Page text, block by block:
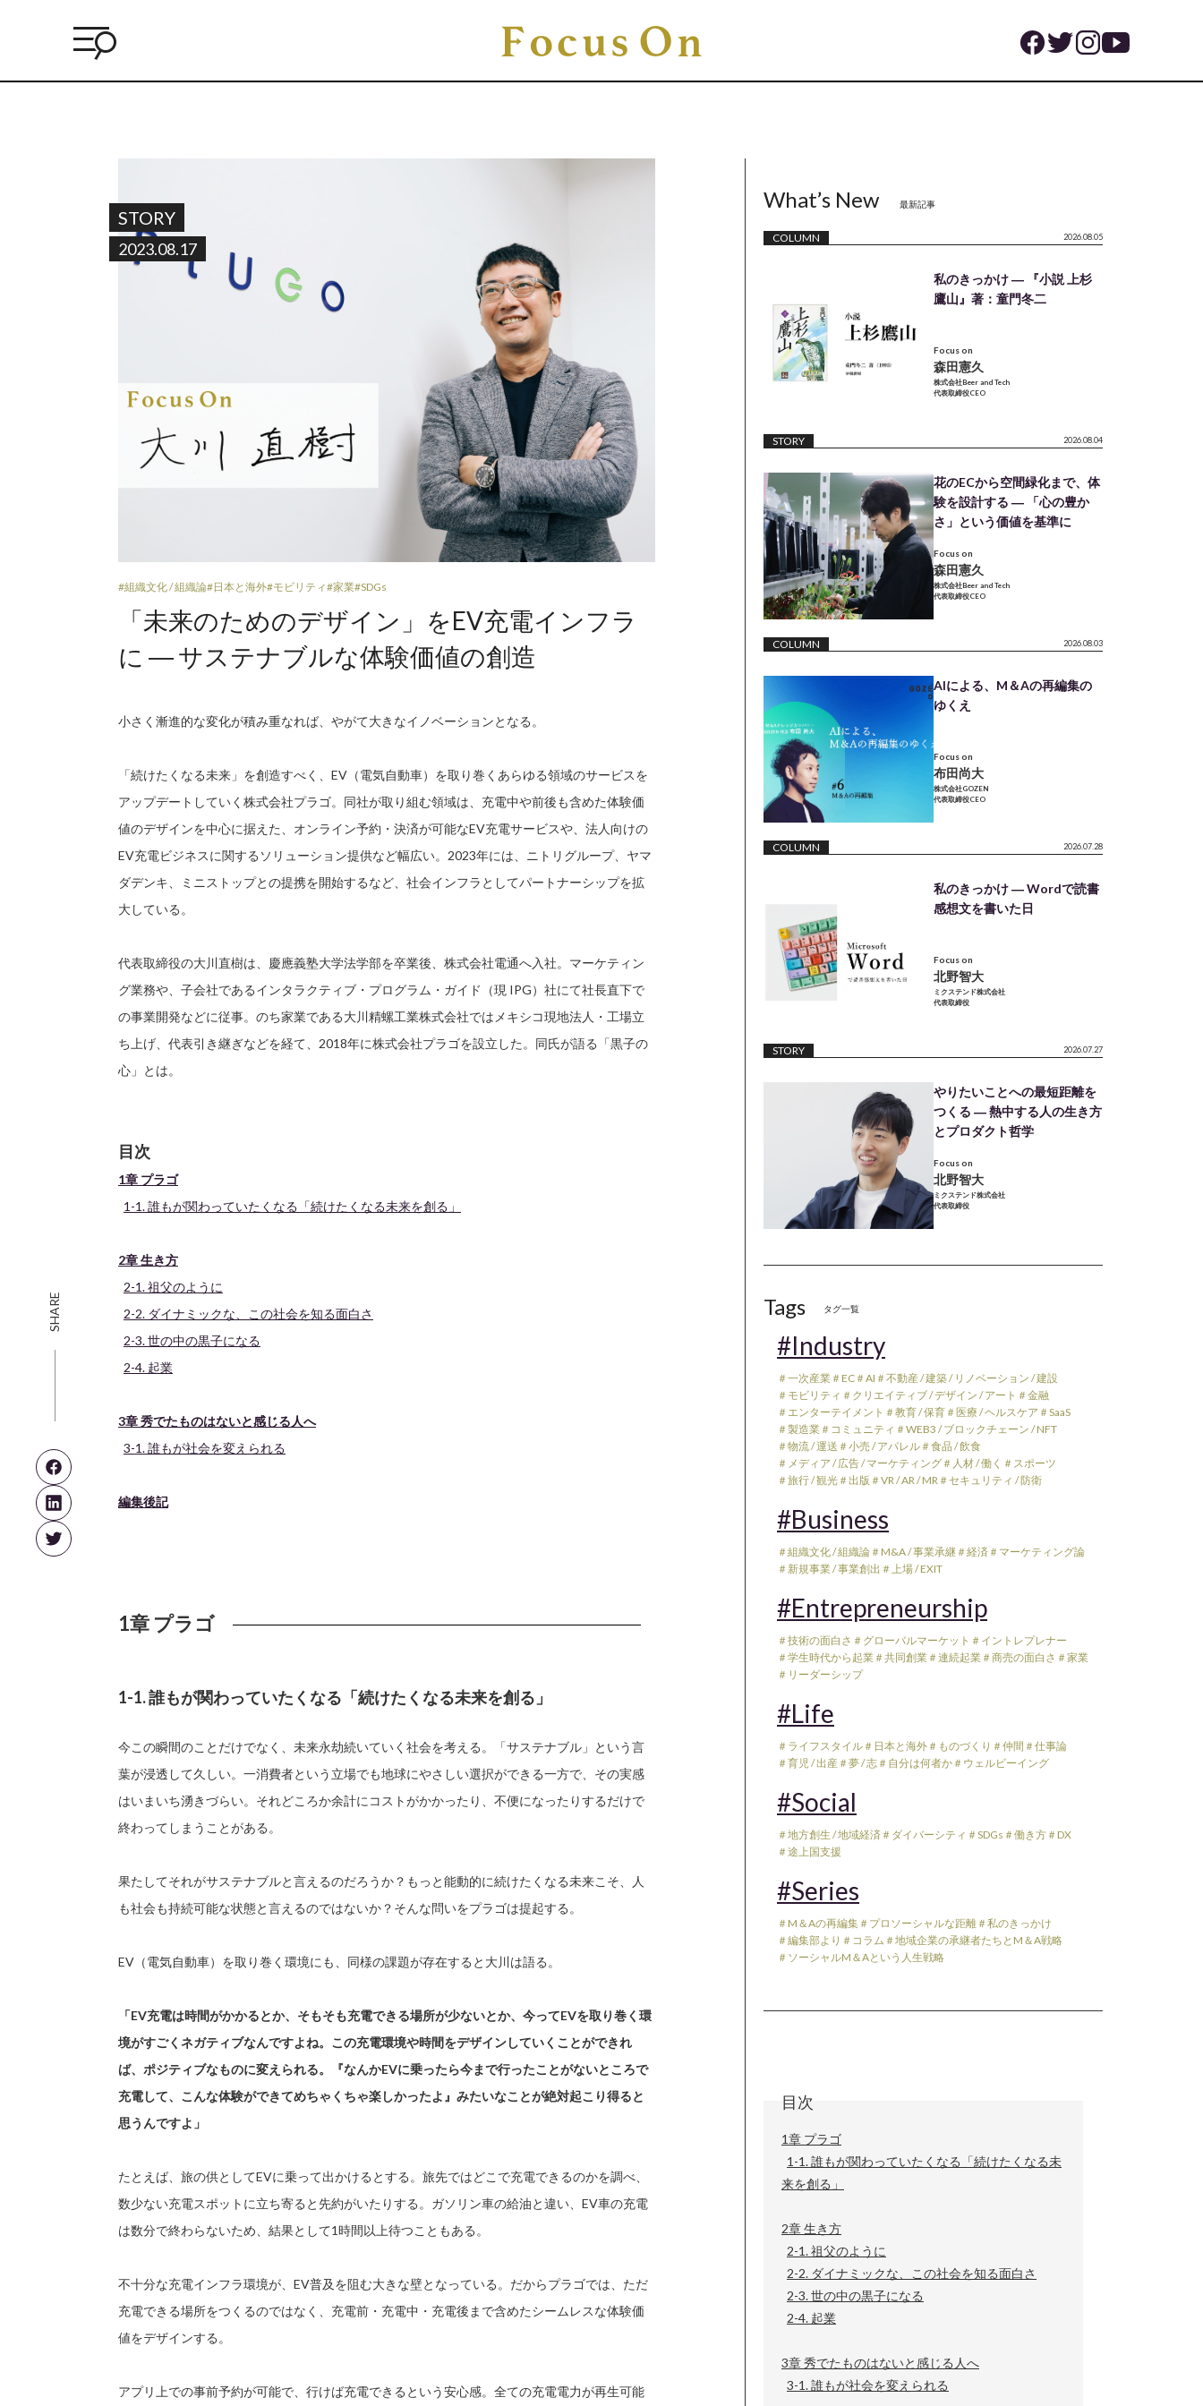
STORY
2023.08.17
#組織文化 / 組織論#日本と海外#モビリティ#家業#SDGs
「未来のためのデザイン」をEV充電インフラ
に ― サステナブルな体験価値の創造
小さく漸進的な変化が積み重なれば、やがて大きなイノベーションとなる。
「続けたくなる未来」を創造すべく、EV（電気自動車）を取り巻くあらゆる領域のサービスを
アップデートしていく株式会社プラゴ。同社が取り組む領域は、充電中や前後も含めた体験価
値のデザインを中心に据えた、オンライン予約・決済が可能なEV充電サービスや、法人向けの
EV充電ビジネスに関するソリューション提供など幅広い。2023年には、ニトリグループ、ヤマ
ダデンキ、ミニストップとの提携を開始するなど、社会インフラとしてパートナーシップを拡
大している。
代表取締役の大川直樹は、慶應義塾大学法学部を卒業後、株式会社電通へ入社。マーケティン
グ業務や、子会社であるインタラクティブ・プログラム・ガイド（現 IPG）社にて社長直下で
の事業開発などに従事。のち家業である大川精螺工業株式会社ではメキシコ現地法人・工場立
ち上げ、代表引き継ぎなどを経て、2018年に株式会社プラゴを設立した。同氏が語る「黒子の
心」とは。
目次
1章 プラゴ
1-1. 誰もが関わっていたくなる「続けたくなる未来を創る」
2章 生き方
2-1. 祖父のように
2-2. ダイナミックな、この社会を知る面白さ
2-3. 世の中の黒子になる
2-4. 起業
3章 秀でたものはないと感じる人へ
3-1. 誰もが社会を変えられる
編集後記
1章 プラゴ
1-1. 誰もが関わっていたくなる「続けたくなる未来を創る」
今この瞬間のことだけでなく、未来永劫続いていく社会を考える。「サステナブル」という言
葉が浸透して久しい。一消費者という立場でも地球にやさしい選択ができる一方で、その実感
はいまいち湧きづらい。それどころか余計にコストがかかったり、不便になったりするだけで
終わってしまうことがある。
果たしてそれがサステナブルと言えるのだろうか？もっと能動的に続けたくなる未来こそ、人
も社会も持続可能な状態と言えるのではないか？そんな問いをプラゴは提起する。
EV（電気自動車）を取り巻く環境にも、同様の課題が存在すると大川は語る。
「EV充電は時間がかかるとか、そもそも充電できる場所が少ないとか、今ってEVを取り巻く環
境がすごくネガティブなんですよね。この充電環境や時間をデザインしていくことができれ
ば、ポジティブなものに変えられる。『なんかEVに乗ったら今まで行ったことがないところで
充電して、こんな体験ができてめちゃくちゃ楽しかったよ』みたいなことが絶対起こり得ると
思うんですよ」
たとえば、旅の供としてEVに乗って出かけるとする。旅先ではどこで充電できるのかを調べ、
数少ない充電スポットに立ち寄ると先約がいたりする。ガソリン車の給油と違い、EV車の充電
は数分で終わらないため、結果として1時間以上待つこともある。
不十分な充電インフラ環境が、EV普及を阻む大きな壁となっている。だからプラゴでは、ただ
充電できる場所をつくるのではなく、充電前・充電中・充電後まで含めたシームレスな体験価
値をデザインする。
アプリ上での事前予約が可能で、行けば充電できるという安心感。全ての充電電力が再生可能
What’s New 最新記事
COLUMN 2026.08.05
私のきっかけ ― 『小説 上杉
鷹山』著：童門冬二
Focus on
森田憲久
株式会社Beer and Tech
代表取締役CEO
STORY 2026.08.04
花のECから空間緑化まで、体
験を設計する ― 「心の豊か
さ」という価値を基準に
Focus on
森田憲久
株式会社Beer and Tech
代表取締役CEO
COLUMN 2026.08.03
AIによる、M＆Aの再編集の
ゆくえ
Focus on
布田尚大
株式会社GOZEN
代表取締役CEO
COLUMN 2026.07.28
私のきっかけ ― Wordで読書
感想文を書いた日
Focus on
北野智大
ミクステンド株式会社
代表取締役
STORY 2026.07.27
やりたいことへの最短距離を
つくる ― 熱中する人の生き方
とプロダクト哲学
Focus on
北野智大
ミクステンド株式会社
代表取締役
Tags タグ一覧
#Industry
＃一次産業 ＃EC ＃AI ＃不動産 / 建築 / リノベーション / 建設
＃モビリティ ＃クリエイティブ / デザイン / アート ＃金融
＃エンターテイメント ＃教育 / 保育 ＃医療 / ヘルスケア ＃SaaS
＃製造業 ＃コミュニティ ＃WEB3 / ブロックチェーン / NFT
＃物流 / 運送 ＃小売 / アパレル ＃食品 / 飲食
＃メディア / 広告 / マーケティング ＃人材 / 働く ＃スポーツ
＃旅行 / 観光 ＃出版 ＃VR / AR / MR ＃セキュリティ / 防衛
#Business
＃組織文化 / 組織論 ＃M&A / 事業承継 ＃経済 ＃マーケティング論
＃新規事業 / 事業創出 ＃上場 / EXIT
#Entrepreneurship
＃技術の面白さ ＃グローバルマーケット ＃イントレプレナー
＃学生時代から起業 ＃共同創業 ＃連続起業 ＃商売の面白さ ＃家業
＃リーダーシップ
#Life
＃ライフスタイル ＃日本と海外 ＃ものづくり ＃仲間 ＃仕事論
＃育児 / 出産 ＃夢 / 志 ＃自分は何者か ＃ウェルビーイング
#Social
＃地方創生 / 地域経済 ＃ダイバーシティ ＃SDGs ＃働き方 ＃DX
＃途上国支援
#Series
＃M＆Aの再編集 ＃プロソーシャルな距離 ＃私のきっかけ
＃編集部より ＃コラム ＃地域企業の承継者たちとM＆A戦略
＃ソーシャルM＆Aという人生戦略
目次
1章 プラゴ
1-1. 誰もが関わっていたくなる「続けたくなる未
来を創る」
2章 生き方
2-1. 祖父のように
2-2. ダイナミックな、この社会を知る面白さ
2-3. 世の中の黒子になる
2-4. 起業
3章 秀でたものはないと感じる人へ
3-1. 誰もが社会を変えられる
SHARE